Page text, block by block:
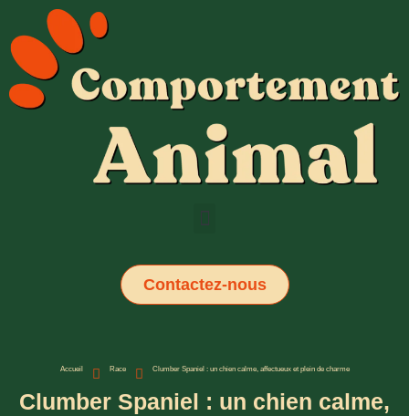
Contactez-nous
Accueil Race Clumber Spaniel : un chien calme, affectueux et plein de charme
Clumber Spaniel : un chien calme,